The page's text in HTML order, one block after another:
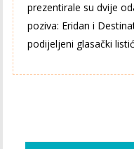
prezentirale su dvije
poziva: Eridan i
podijeljeni glasački